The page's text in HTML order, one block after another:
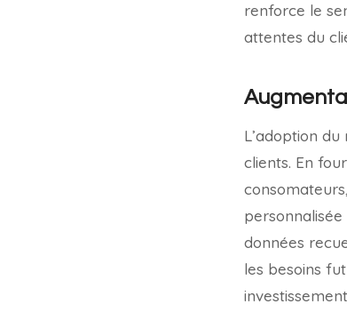
renforce le
attentes du
L’adoption
clients. En
données
les besoins